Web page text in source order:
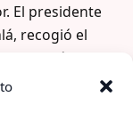
El presidente
recogió el
Jaén,
de Caja Rural